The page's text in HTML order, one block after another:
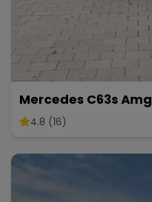
Mercedes C63s Amg
4.8 (16)